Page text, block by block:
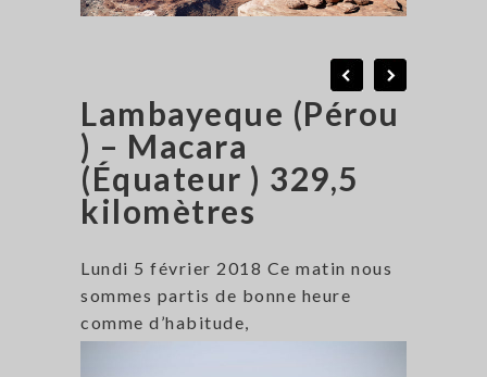
Lambayeque (Pérou
) – Macara
(Équateur ) 329,5
kilomètres
Lundi 5 février 2018 Ce matin nous
sommes partis de bonne heure
comme d’habitude,